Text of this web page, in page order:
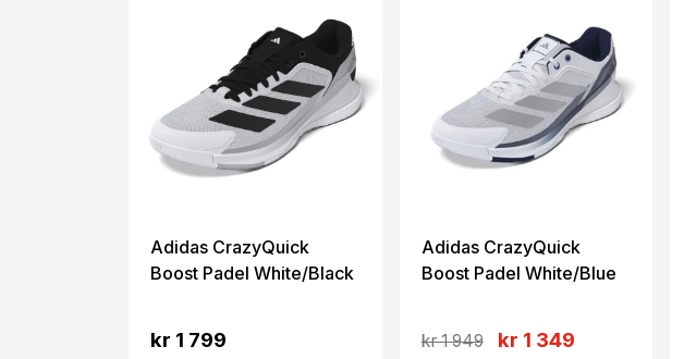
Adidas CrazyQuick
Boost Padel White/Black
kr 1 799
Adidas CrazyQuick
Boost Padel White/Blue
kr 1 949 kr 1 349